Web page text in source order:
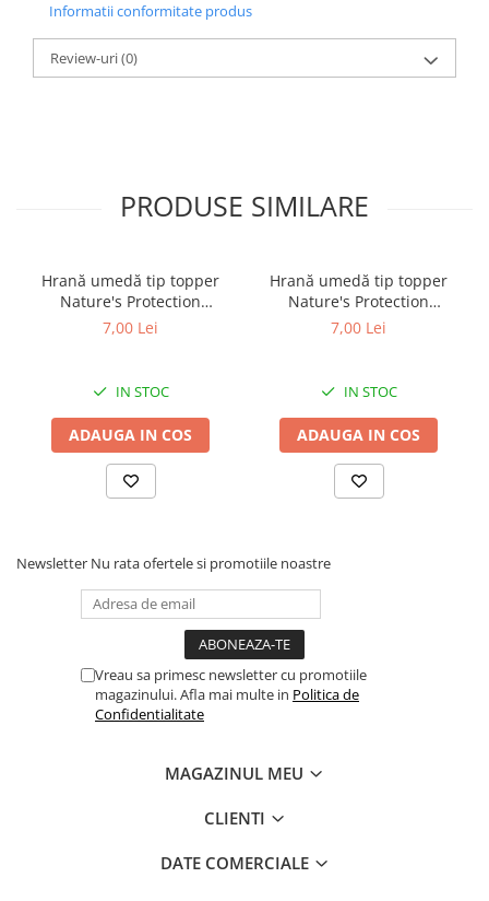
Informatii conformitate produs
Review-uri(0)
PRODUSE SIMILARE
Hrană umedă tip topper
Nature's Protection
Superior Care cu Ton și
eliminarea petelor din jurul
7,00 Lei
IN STOC
ADAUGA IN COS
Hrană umedă tip topper
Nature's Protection
Superior Care cu Ton și
eliminarea petelor din jurul
7,00 Lei
IN STOC
ADAUGA IN COS
Newsletter Nu rata ofertele si promotiile noastre
Vreau sa primesc newsletter cu promotiile
magazinului. Afla mai multe in Politica de
Confidentialitate
MAGAZINUL MEU
CLIENTI
DATE COMERCIALE